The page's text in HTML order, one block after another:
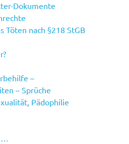
Dokumente
Töten nach §218 StGB
–
– Sprüche
Pädophilie
…